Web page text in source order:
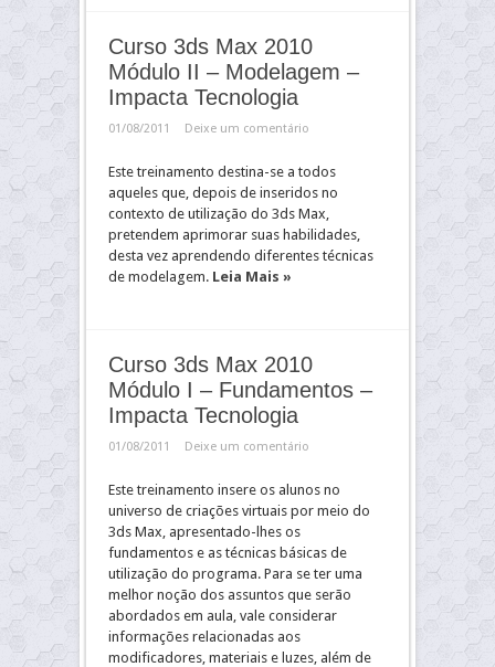
Curso 3ds Max 2010
Módulo II – Modelagem –
Impacta Tecnologia
01/08/2011 Deixe um comentário
Este treinamento destina-se a todos
aqueles que, depois de inseridos no
contexto de utilização do 3ds Max,
pretendem aprimorar suas habilidades,
desta vez aprendendo diferentes técnicas
de modelagem. Leia Mais »
Curso 3ds Max 2010
Módulo I – Fundamentos –
Impacta Tecnologia
01/08/2011 Deixe um comentário
Este treinamento insere os alunos no
universo de criações virtuais por meio do
3ds Max, apresentado-lhes os
fundamentos e as técnicas básicas de
utilização do programa. Para se ter uma
melhor noção dos assuntos que serão
abordados em aula, vale considerar
informações relacionadas aos
modificadores, materiais e luzes, além de